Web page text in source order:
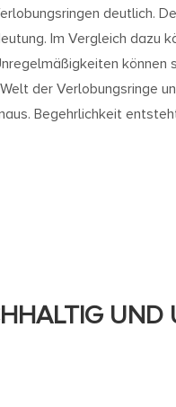
deutlich.
Im Vergleich
der
Begehrlichkeit
UND